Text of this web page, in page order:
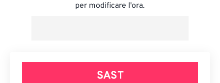
per modificare l'ora.
SAST